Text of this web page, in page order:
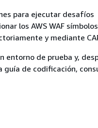
para ejecutar desafíos
los AWS WAF
y mediante
entorno de prueba y,
guía de codificación,